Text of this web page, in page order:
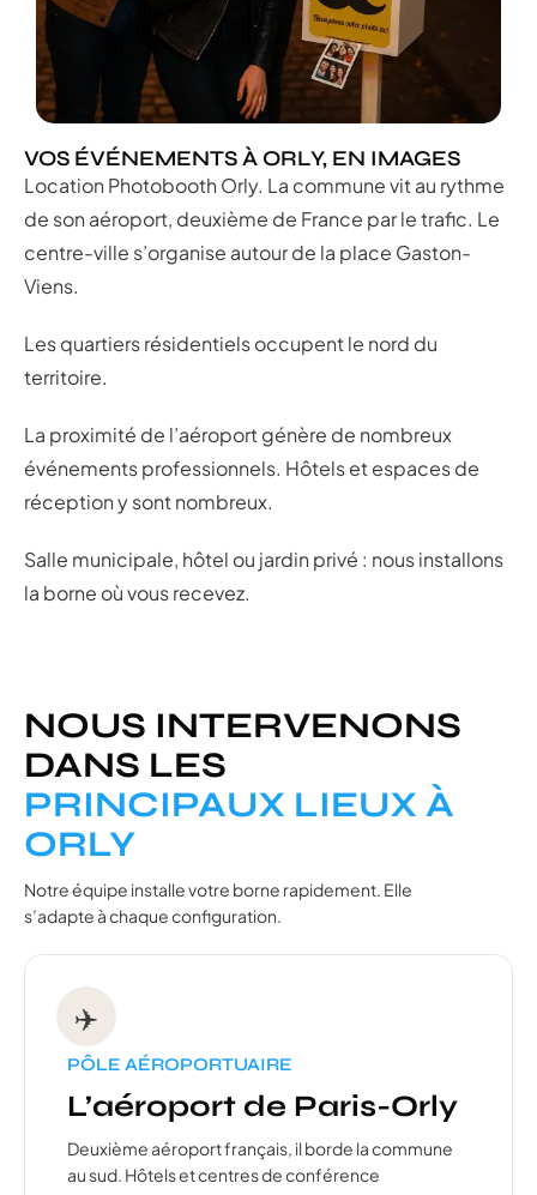
VOS ÉVÉNEMENTS À ORLY, EN IMAGES
Location Photobooth Orly. La commune vit au rythme
de son aéroport, deuxième de France par le trafic. Le
centre-ville s’organise autour de la place Gaston-
Viens.
Les quartiers résidentiels occupent le nord du
territoire.
La proximité de l’aéroport génère de nombreux
événements professionnels. Hôtels et espaces de
réception y sont nombreux.
Salle municipale, hôtel ou jardin privé : nous installons
la borne où vous recevez.
NOUS INTERVENONS
DANS LES
PRINCIPAUX LIEUX À
ORLY
Notre équipe installe votre borne rapidement. Elle
s’adapte à chaque configuration.
✈️
PÔLE AÉROPORTUAIRE
L’aéroport de Paris-Orly
Deuxième aéroport français, il borde la commune
au sud. Hôtels et centres de conférence